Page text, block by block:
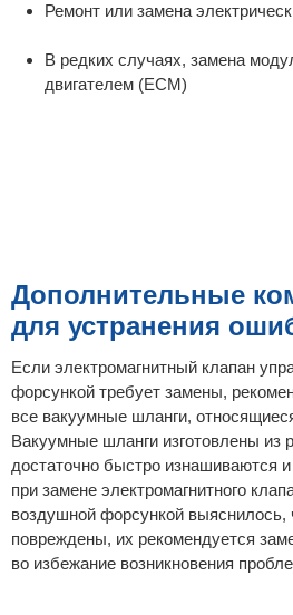
Ремонт или замена
В редких случаях, замена
двигателем (ECM)
Дополнительные
для устранения
Если электромагнитный клапан
форсункой требует замены,
все вакуумные шланги,
Вакуумные шланги изготовлены из
достаточно быстро изнашиваются
при замене электромагнитного
воздушной форсункой выяснилось,
повреждены, их рекомендуется
во избежание возникновения